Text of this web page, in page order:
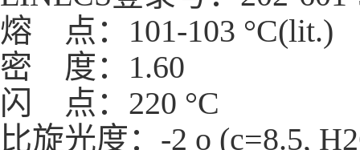
熔 点：101-103 °C(lit.)
密 度：1.60
闪 点：220 °C
比旋光度：-2 o (c=8.5,